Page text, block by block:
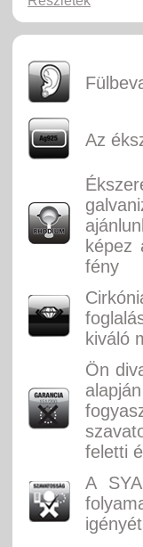
Az
képez
fény
kiváló
Ön
feletti
A